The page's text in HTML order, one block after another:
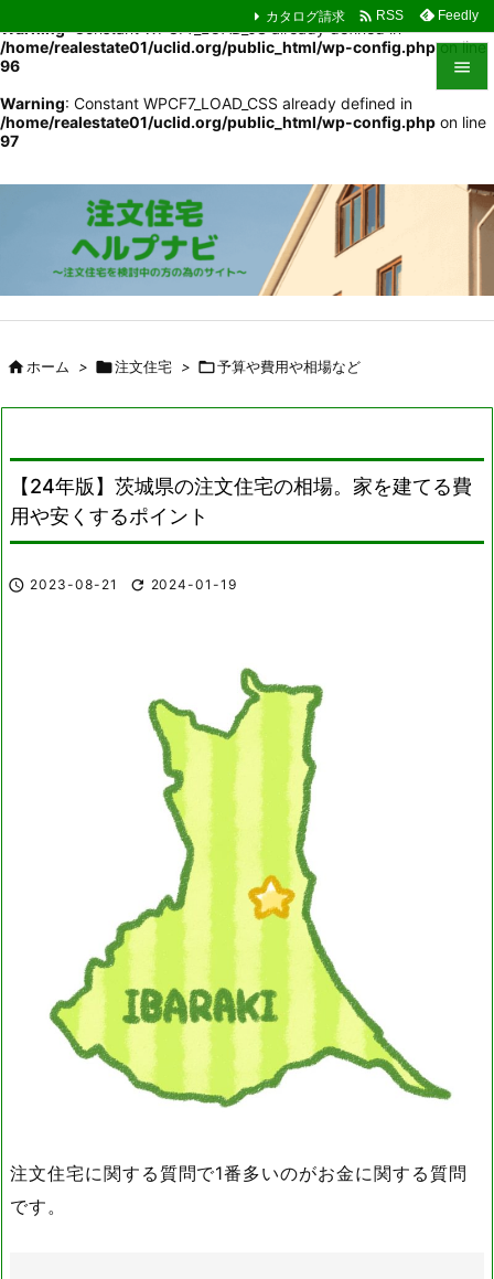
Warning: Constant WPCF7_LOAD_JS already defined in
/home/realestate01/uclid.org/public_html/wp-config.phpon line
96
Warning: Constant WPCF7_LOAD_CSS already defined in
/home/realestate01/uclid.org/public_html/wp-config.php on line
97


メニュ
サイド


カタログ請求  RSS Feedly
ホーム > 注文住宅 > 予算や費用や相場など
【24年版】茨城県の注文住宅の相場。家を建てる費
用や安くするポイント
 2023-08-21  2024-01-19
注文住宅に関する質問で1番多いのがお金に関する質問
です。